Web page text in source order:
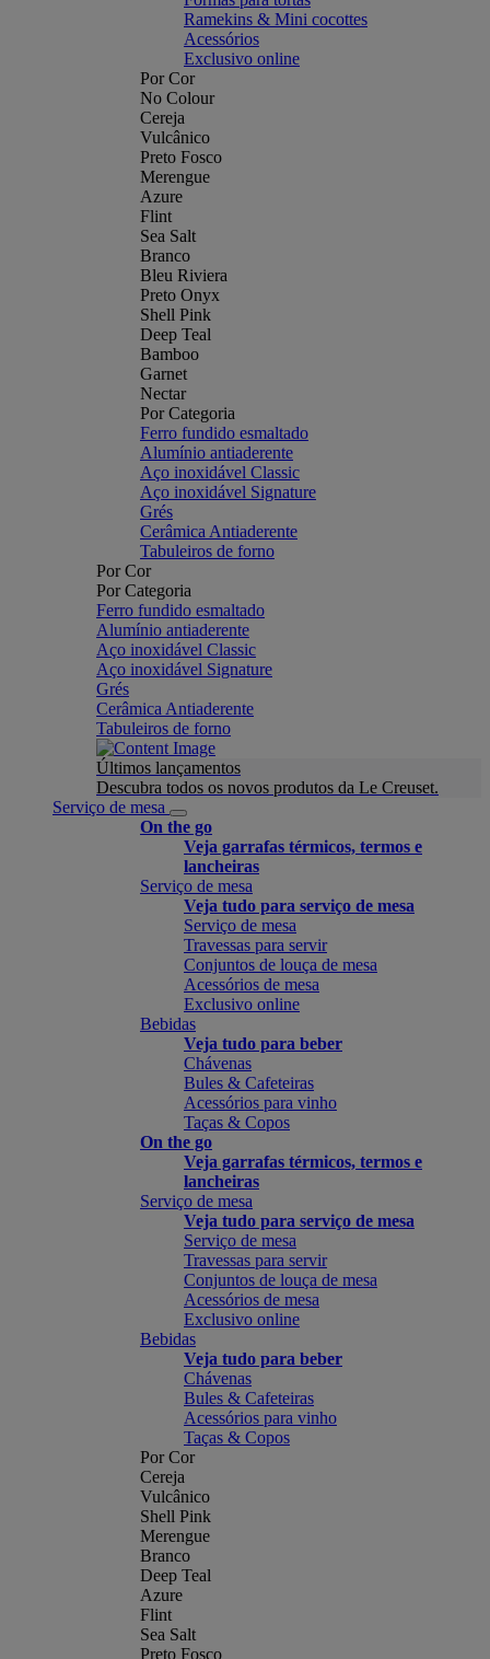
Ramekins & Mini cocottes
Acessórios
Exclusivo online
Por Cor
No Colour
Cereja
Vulcânico
Preto Fosco
Merengue
Azure
Flint
Sea Salt
Branco
Bleu Riviera
Preto Onyx
Shell Pink
Deep Teal
Bamboo
Garnet
Nectar
Por Categoria
Ferro fundido esmaltado
Alumínio antiaderente
Aço inoxidável Classic
Aço inoxidável Signature
Grés
Cerâmica Antiaderente
Tabuleiros de forno
Por Cor
Por Categoria
Ferro fundido esmaltado
Alumínio antiaderente
Aço inoxidável Classic
Aço inoxidável Signature
Grés
Cerâmica Antiaderente
Tabuleiros de forno
Últimos lançamentos
Descubra todos os novos produtos da Le Creuset.
Serviço de mesa
On the go
Veja garrafas térmicos, termos e
lancheiras
Serviço de mesa
Veja tudo para serviço de mesa
Serviço de mesa
Travessas para servir
Conjuntos de louça de mesa
Acessórios de mesa
Exclusivo online
Bebidas
Veja tudo para beber
Chávenas
Bules & Cafeteiras
Acessórios para vinho
Taças & Copos
On the go
Veja garrafas térmicos, termos e
lancheiras
Serviço de mesa
Veja tudo para serviço de mesa
Serviço de mesa
Travessas para servir
Conjuntos de louça de mesa
Acessórios de mesa
Exclusivo online
Bebidas
Veja tudo para beber
Chávenas
Bules & Cafeteiras
Acessórios para vinho
Taças & Copos
Por Cor
Cereja
Vulcânico
Shell Pink
Merengue
Branco
Deep Teal
Azure
Flint
Sea Salt
Preto Fosco